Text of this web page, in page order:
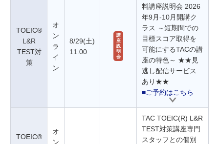
TOEIC®
L&R
TEST対
策
オ
ン
ラ
イ
ン
8/29(土)
11:00
講
座
説
明
会
料講座説明会 2026
年9月-10月開講ク
ラス ～短期間での
目標スコア取得を
可能にするTACの講
座の特色～ ★★見
逃し配信サービス
あり★★
■ご予約はこちら
TOEIC®
オ
ン
TAC TOEIC(R) L&R
TEST対策講座専門
スタッフとの個別